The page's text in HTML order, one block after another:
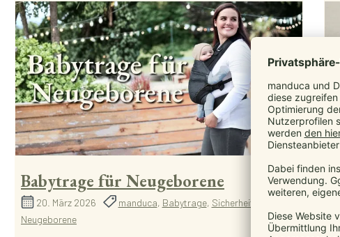
Babytrage für Neugeborene
20. März 2026 manduca, Babytrage, Sicherheit
Neugeborene